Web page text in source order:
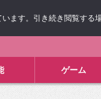
ゲーム
ます。引き続き閲覧する